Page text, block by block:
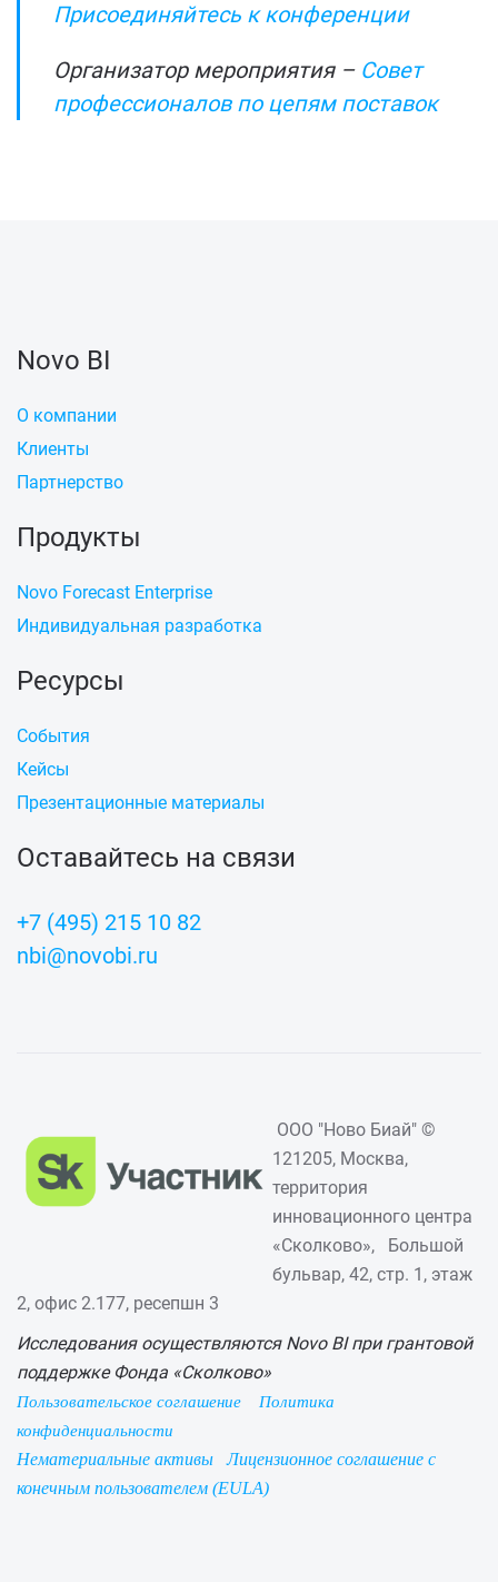
Присоединяйтесь к конференции
Организатор мероприятия – Совет
профессионалов по цепям поставок
Novo BI
О компании
Клиенты
Партнерство
Продукты
Novo Forecast Enterprise
Индивидуальная разработка
Ресурсы
События
Кейсы
Презентационные материалы
Оставайтесь на связи
+7 (495) 215 10 82
nbi@novobi.ru
ООО "Ново Биай" ©
121205, Москва,
территория
инновационного центра
«Сколково», Большой
бульвар, 42, стр. 1, этаж
2, офис 2.177, ресепшн 3
Исследования осуществляются Novo BI при грантовой
поддержке Фонда «Сколково»
Пользовательское соглашение
Политика
конфиденциальности
Нематериальные активы
Лицензионное соглашение с
конечным пользователем (EULA)